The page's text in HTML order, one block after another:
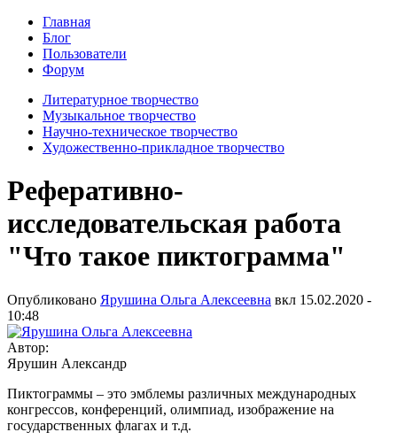
Главная
Блог
Пользователи
Форум
Литературное творчество
Музыкальное творчество
Научно-техническое творчество
Художественно-прикладное творчество
Реферативно-
исследовательская работа
"Что такое пиктограмма"
Опубликовано Ярушина Ольга Алексеевна вкл 15.02.2020 -
10:48
Автор:
Ярушин Александр
Пиктограммы – это эмблемы различных международных
конгрессов, конференций, олимпиад, изображение на
государственных флагах и т.д.